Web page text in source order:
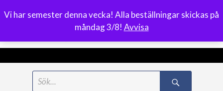
Vi har semester denna vecka! Alla beställningar skickas på
måndag 3/8! Avvisa
0
Meny